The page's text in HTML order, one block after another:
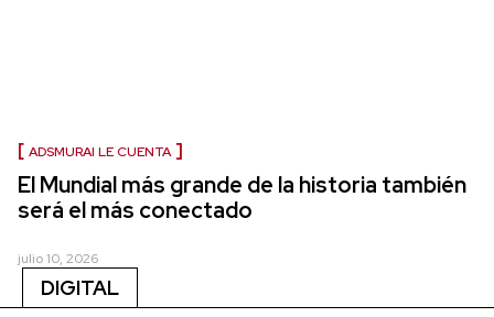
ADSMURAI LE CUENTA
El Mundial más grande de la historia también
será el más conectado
julio 10, 2026
DIGITAL